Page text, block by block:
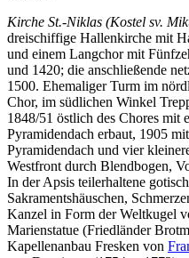
Kirche St.-Niklas (Kostel sv.
dreischiffige Hallenkirche mit
und einem Langchor mit
und 1420; die anschließende
1500. Ehemaliger Turm im
Chor, im südlichen Winkel
1848/51 östlich des Chores mit
Pyramidendach erbaut, 1905
Pyramidendach und vier
Westfront durch Blendbogen,
In der Apsis teilerhaltene
Sakramentshäuschen,
Kanzel in Form der Weltkugel
Marienstatue (Friedländer
Kapellenanbau Fresken von